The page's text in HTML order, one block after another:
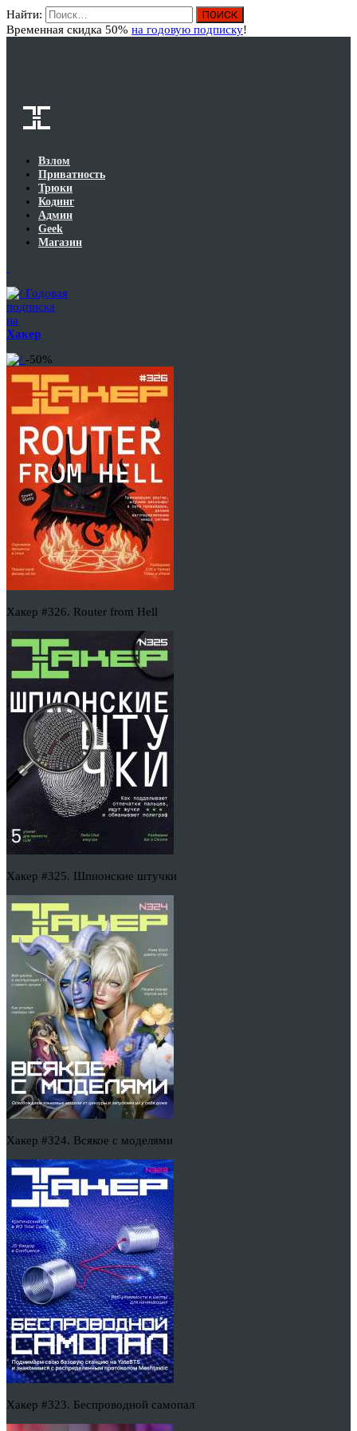
Найти:
Временная скидка 50% на годовую подписку!
Взлом
Приватность
Трюки
Кодинг
Админ
Geek
Магазин
Годовая
подписка
на
Хакер
-50%
Хакер #326. Router from Hell
Хакер #325. Шпионские штучки
Хакер #324. Всякое с моделями
Хакер #323. Беспроводной самопал